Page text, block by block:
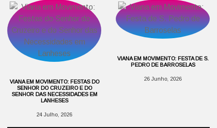
VIANA EM MOVIMENTO: FESTAS DO
SENHOR DO CRUZEIRO E DO
SENHOR DAS NECESSIDADES EM
LANHESES
24 Julho, 2026
VIANA EM MOVIMENTO: FESTA DE S.
PEDRO DE BARROSELAS
26 Junho, 2026